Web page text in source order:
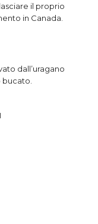
il proprio
in Canada.
dallʼuragano